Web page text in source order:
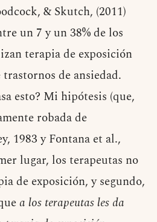
& Skutch, (2011)
un 7 y un 38% de los
terapia de exposición
de ansiedad.
esto? Mi hipótesis (que,
robada de
1983 y Fontana et al.,
lugar, los terapeutas no
de exposición, y segundo,
a los terapeutas les da